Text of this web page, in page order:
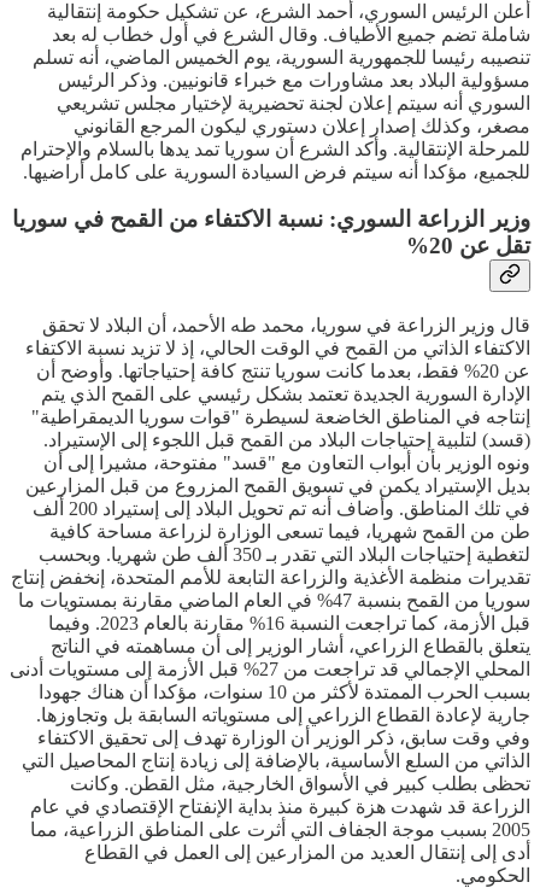
أعلن الرئيس السوري، أحمد الشرع، عن تشكيل حكومة إنتقالية
شاملة تضم جميع الأطياف. وقال الشرع في أول خطاب له بعد
تنصيبه رئيسا للجمهورية السورية، يوم الخميس الماضي، أنه تسلم
مسؤولية البلاد بعد مشاورات مع خبراء قانونيين. وذكر الرئيس
السوري أنه سيتم إعلان لجنة تحضيرية لإختيار مجلس تشريعي
مصغر، وكذلك إصدار إعلان دستوري ليكون المرجع القانوني
للمرحلة الإنتقالية. وأكد الشرع أن سوريا تمد يدها بالسلام والإحترام
للجميع، مؤكدا أنه سيتم فرض السيادة السورية على كامل أراضيها.
وزير الزراعة السوري: نسبة الاكتفاء من القمح في سوريا
تقل عن 20%
قال وزير الزراعة في سوريا، محمد طه الأحمد، أن البلاد لا تحقق
الاكتفاء الذاتي من القمح في الوقت الحالي، إذ لا تزيد نسبة الاكتفاء
عن 20% فقط، بعدما كانت سوريا تنتج كافة إحتياجاتها. وأوضح أن
الإدارة السورية الجديدة تعتمد بشكل رئيسي على القمح الذي يتم
إنتاجه في المناطق الخاضعة لسيطرة "قوات سوريا الديمقراطية"
(قسد) لتلبية إحتياجات البلاد من القمح قبل اللجوء إلى الإستيراد.
ونوه الوزير بأن أبواب التعاون مع "قسد" مفتوحة، مشيرا إلى أن
بديل الإستيراد يكمن في تسويق القمح المزروع من قبل المزارعين
في تلك المناطق. وأضاف أنه تم تحويل البلاد إلى إستيراد 200 ألف
طن من القمح شهريا، فيما تسعى الوزارة لزراعة مساحة كافية
لتغطية إحتياجات البلاد التي تقدر بـ 350 ألف طن شهريا. وبحسب
تقديرات منظمة الأغذية والزراعة التابعة للأمم المتحدة، إنخفض إنتاج
سوريا من القمح بنسبة 47% في العام الماضي مقارنة بمستويات ما
قبل الأزمة، كما تراجعت النسبة 16% مقارنة بالعام 2023. وفيما
يتعلق بالقطاع الزراعي، أشار الوزير إلى أن مساهمته في الناتج
المحلي الإجمالي قد تراجعت من 27% قبل الأزمة إلى مستويات أدنى
بسبب الحرب الممتدة لأكثر من 10 سنوات، مؤكدا أن هناك جهودا
جارية لإعادة القطاع الزراعي إلى مستوياته السابقة بل وتجاوزها.
وفي وقت سابق، ذكر الوزير أن الوزارة تهدف إلى تحقيق الاكتفاء
الذاتي من السلع الأساسية، بالإضافة إلى زيادة إنتاج المحاصيل التي
تحظى بطلب كبير في الأسواق الخارجية، مثل القطن. وكانت
الزراعة قد شهدت هزة كبيرة منذ بداية الإنفتاح الإقتصادي في عام
2005 بسبب موجة الجفاف التي أثرت على المناطق الزراعية، مما
أدى إلى إنتقال العديد من المزارعين إلى العمل في القطاع
الحكومي.